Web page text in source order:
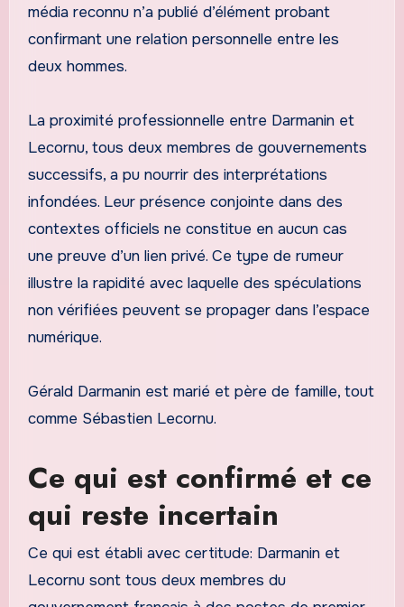
média reconnu n’a publié d’élément probant
confirmant une relation personnelle entre les
deux hommes.
La proximité professionnelle entre Darmanin et
Lecornu, tous deux membres de gouvernements
successifs, a pu nourrir des interprétations
infondées. Leur présence conjointe dans des
contextes officiels ne constitue en aucun cas
une preuve d’un lien privé. Ce type de rumeur
illustre la rapidité avec laquelle des spéculations
non vérifiées peuvent se propager dans l’espace
numérique.
Gérald Darmanin est marié et père de famille, tout
comme Sébastien Lecornu.
Ce qui est confirmé et ce
qui reste incertain
Ce qui est établi avec certitude: Darmanin et
Lecornu sont tous deux membres du